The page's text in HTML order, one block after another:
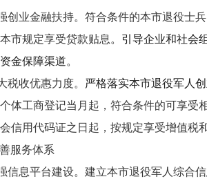
创业金融扶持。 符合条件的本市退役士
市规定享受贷款贴息 。引导企业和社会
金保障渠道。
税收优惠力度。 严格落实本市退役军人
体工商登记当月起，符合条件的可享受
信用代码证之日起 ，按规定享受增值税
服务体系
信息平台建设。 建立本市退役军人综合